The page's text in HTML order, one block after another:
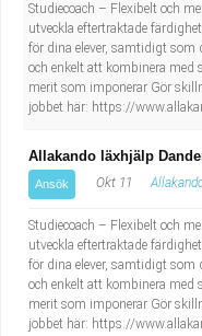
Studiecoach – Flexibelt och
utveckla eftertraktade
för dina elever, samtidigt
och enkelt att kombinera med
merit som imponerar Gör
jobbet här: https://
Allakando läxhjälp
Ansök Okt 11
Studiecoach – Flexibelt och
utveckla eftertraktade
för dina elever, samtidigt
och enkelt att kombinera med
merit som imponerar Gör
jobbet här: https://